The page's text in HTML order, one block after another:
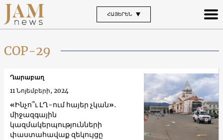
ՀԱՅԵՐԵՆ
COP-29
«Ինչո՞ւ ԼՂ-ում հայեր չկան»․
միջազգային
կազմակերպությունների
փաստահավաք զեկույցը
Ղարաբաղ
11 Նոյեմբերի, 2024